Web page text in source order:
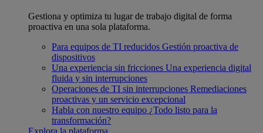
Gestiona y optimiza tu lugar de trabajo digital de forma
proactiva en una sola plataforma.
Para equipos de TI reducidos Gestión proactiva de
dispositivos
Una experiencia sin fricciones Una experiencia digital
fluida y sin interrupciones
Operaciones de TI sin interrupciones Remediaciones
proactivas y un servicio excepcional
Habla con nuestro equipo ¿Todo listo para la
transformación?